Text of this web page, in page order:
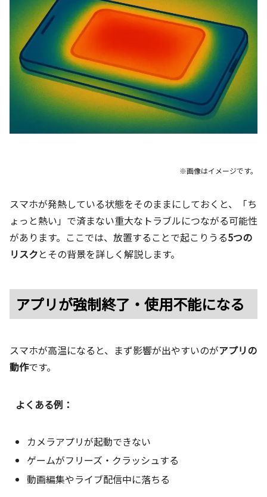
※画像はイメージです。
スマホが発熱している状態をそのままにしておくと、「ち
ょっと熱い」で済まない重大なトラブルにつながる可能性
があります。ここでは、放置することで起こりうる5つの
リスクとその背景を詳しく解説します。
アプリが強制終了・使用不能になる
スマホが高温になると、まず影響が出やすいのがアプリの
動作です。
よくある例：
カメラアプリが起動できない
ゲームがフリーズ・クラッシュする
動画編集やライブ配信中に落ちる